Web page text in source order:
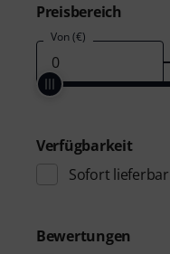
Preisbereich
Von (€)
Verfügbarkeit
Sofort lieferbar
Bewertungen